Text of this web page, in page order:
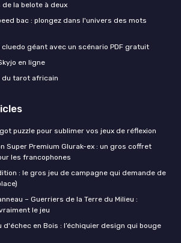
la belote à deux
bac : plongez dans l'univers des mots
géant avec un scénario PDF gratuit
en ligne
du tarot africain
puzzle pour sublimer vos jeux de réflexion
Super Premium Glurak-ex : un gros coffret
les francophones
: le gros jeu de campagne qui demande de
– Guerriers de la Terre du Milieu :
le jeu
d'échec en Bois : l’échiquier design qui bouge